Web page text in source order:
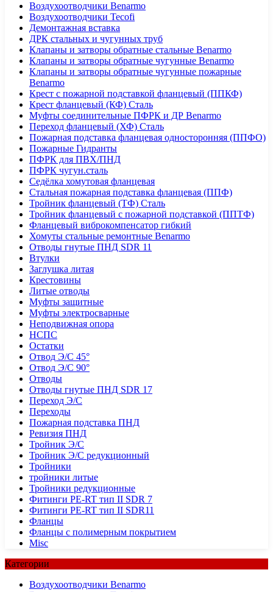
Воздухоотводчики Benarmo
Воздухоотводчики Tecofi
Демонтажная вставка
ДРК стальных и чугунных труб
Клапаны и затворы обратные стальные Benarmo
Клапаны и затворы обратные чугунные Benarmo
Клапаны и затворы обратные чугунные пожарные
Benarmo
Крест с пожарной подставкой фланцевый (ППКФ)
Крест фланцевый (КФ) Сталь
Муфты соединительные ПФРК и ДР Benarmo
Переход фланцевый (ХФ) Сталь
Пожарная подставка фланцевая односторонняя (ППФО)
Пожарные Гидранты
ПФРК для ПВХ/ПНД
ПФРК чугун.сталь
Седёлка хомутовая фланцевая
Стальная пожарная подставка фланцевая (ППФ)
Тройник фланцевый (ТФ) Сталь
Тройник фланцевый с пожарной подставкой (ППТФ)
Фланцевый виброкомпенсатор гибкий
Хомуты стальные ремонтные Benarmo
Отводы гнутые ПНД SDR 11
Втулки
Заглушка литая
Крестовины
Литые отводы
Муфты защитные
Муфты электросварные
Неподвижная опора
НСПС
Остатки
Отвод Э/С 45°
Отвод Э/С 90°
Отводы
Отводы гнутые ПНД SDR 17
Переход Э/С
Переходы
Пожарная подставка ПНД
Ревизия ПНД
Тройник Э/С
Тройник Э/С редукционный
Тройники
тройники литые
Тройники редукционные
Фитинги PE-RT тип II SDR 7
Фитинги PE-RT тип II SDR11
Фланцы
Фланцы с полимерным покрытием
Misc
Категории
Воздухоотводчики Benarmo